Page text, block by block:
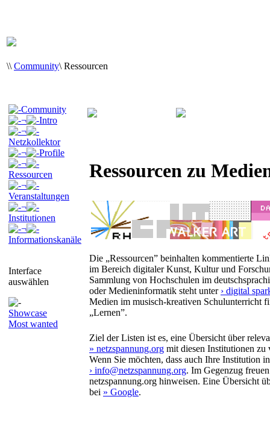
\\ Community\ Ressourcen
Community
¬
Intro
¬
Netzkollektor
¬
Profile
¬
Ressourcen
¬
Veranstaltungen
¬
Institutionen
¬
Informationskanäle
Interface
auswählen
Showcase
Most wanted
Ressourcen zu
Die „Ressourcen” beinhalten kommentierte
im Bereich digitaler Kunst, Kultur und
Sammlung von Hochschulen im
oder Medieninformatik steht unter › digital
Medien im musisch-kreativen Schulunterricht
„Lernen”.
Ziel der Listen ist es, eine Übersicht über
» netzspannung.org mit diesen Institutionen zu
Wenn Sie möchten, dass auch Ihre Institution
› info@netzspannung.org. Im Gegenzug
netzspannung.org hinweisen. Eine Übersicht
bei » Google.